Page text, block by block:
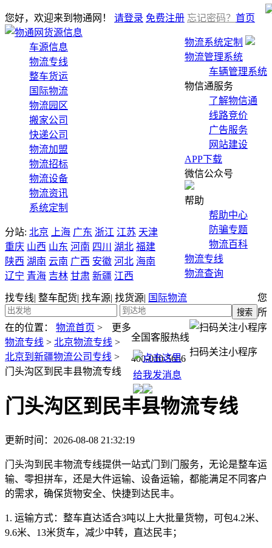
您好，欢迎来到物通网！ 请登录 免费注册 忘记密码？
物流系统定制
物流管理系统
车辆管理系统
物信通服务
了解物信通
线路竞价
广告服务
网站建设
APP下载
微信公众号
帮助
帮助中心
防骗专题
物流百科
物流专线
物流查询
找专线| 整车配货| 找车源| 找货源| 国际物流
全国客服热线
400-010-5656
扫码关注小程序
首页
货源信息
车源信息
物流专线
整车货运
国际物流
物流园区
搬家公司
快递公司
物流加盟
物流招标
物流设备
物流资讯
系统定制
分站: 北京 上海 广东 浙江 江苏 天津
重庆 山西 山东 河南 四川 湖北 福建
陕西 湖南 云南 广西 安徽 河北 海南
辽宁 青海 吉林 甘肃 新疆 江西
更多
您
所
在的位置：
物流首页 >
物流专线 > 北京物流专线 >
北京到新疆物流公司专线 >
门头沟区到民丰县物流专线
门头沟区到民丰县物流专线
更新时间：2026-08-08 21:32:19
门头沟到民丰物流专线提供一站式门到门服务，无论是整车运
输、零担拼车，还是大件运输、设备运输，都能满足不同客户
的需求，确保货物安全、快捷到达民丰。
1. 运输方式： 整车直达适合3吨以上大批量货物，可包4.2米、
9.6米、13米货车，减少中转，直达民丰；